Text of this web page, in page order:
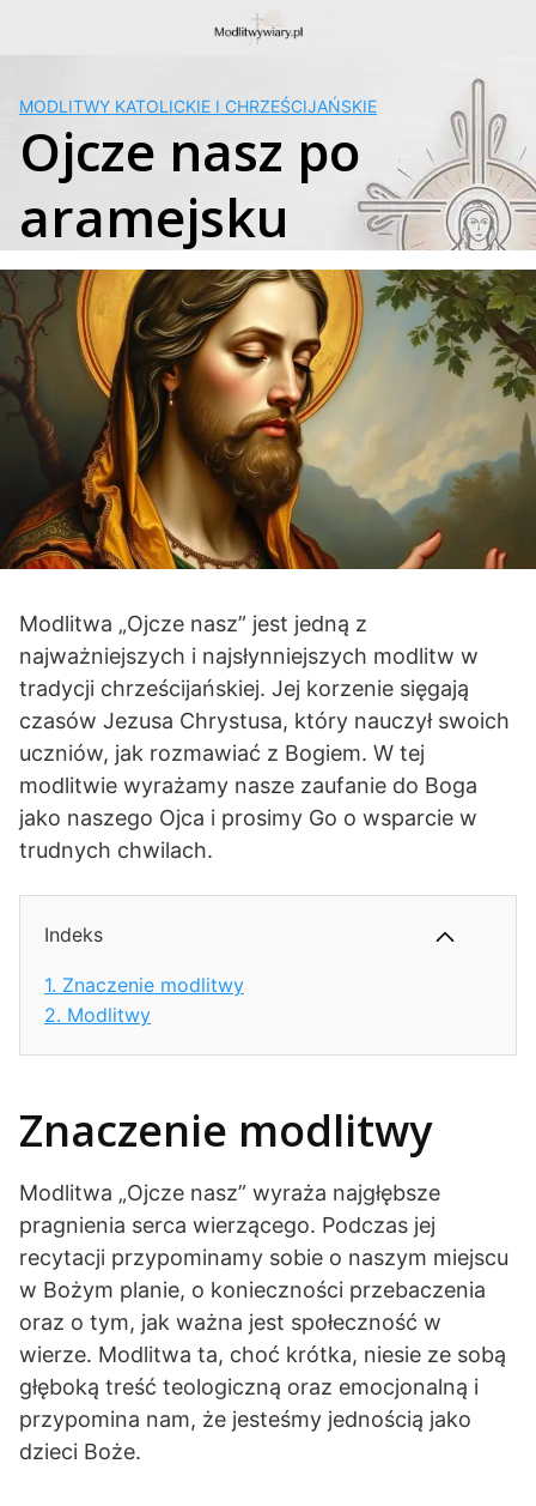
MODLITWY KATOLICKIE I CHRZEŚCIJAŃSKIE
Ojcze nasz po
aramejsku
Modlitwa „Ojcze nasz” jest jedną z
najważniejszych i najsłynniejszych modlitw w
tradycji chrześcijańskiej. Jej korzenie sięgają
czasów Jezusa Chrystusa, który nauczył swoich
uczniów, jak rozmawiać z Bogiem. W tej
modlitwie wyrażamy nasze zaufanie do Boga
jako naszego Ojca i prosimy Go o wsparcie w
trudnych chwilach.
Indeks
1. Znaczenie modlitwy
2. Modlitwy
Znaczenie modlitwy
Modlitwa „Ojcze nasz” wyraża najgłębsze
pragnienia serca wierzącego. Podczas jej
recytacji przypominamy sobie o naszym miejscu
w Bożym planie, o konieczności przebaczenia
oraz o tym, jak ważna jest społeczność w
wierze. Modlitwa ta, choć krótka, niesie ze sobą
głęboką treść teologiczną oraz emocjonalną i
przypomina nam, że jesteśmy jednością jako
dzieci Boże.